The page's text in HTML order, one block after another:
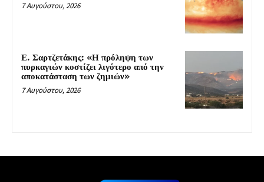
7 Αυγούστου, 2026
Ε. Σαρτζετάκης: «Η πρόληψη των
πυρκαγιών κοστίζει λιγότερο από την
αποκατάσταση των ζημιών»
7 Αυγούστου, 2026